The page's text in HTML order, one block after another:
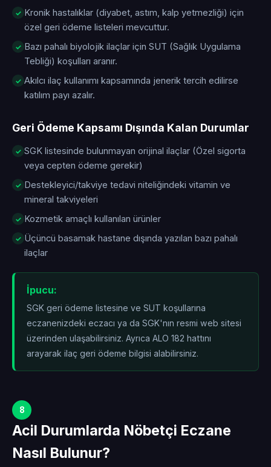
Kronik hastalıklar (diyabet, astım, kalp yetmezliği) için
özel geri ödeme listeleri mevcuttur.
Bazı pahalı biyolojik ilaçlar için SUT (Sağlık Uygulama
Tebliği) koşulları aranır.
Akılcı ilaç kullanımı kapsamında jenerik tercih edilirse
katılım payı azalır.
Geri Ödeme Kapsamı Dışında Kalan Durumlar
SGK listesinde bulunmayan orijinal ilaçlar (Özel sigorta
veya cepten ödeme gerekir)
Destekleyici/takviye tedavi niteliğindeki vitamin ve
mineral takviyeleri
Kozmetik amaçlı kullanılan ürünler
Üçüncü basamak hastane dışında yazılan bazı pahalı
ilaçlar
İpucu:
SGK geri ödeme listesine ve SUT koşullarına
eczanenizdeki eczacı ya da SGK'nın resmi web sitesi
üzerinden ulaşabilirsiniz. Ayrıca ALO 182 hattını
arayarak ilaç geri ödeme bilgisi alabilirsiniz.
8
Acil Durumlarda Nöbetçi Eczane
Nasıl Bulunur?